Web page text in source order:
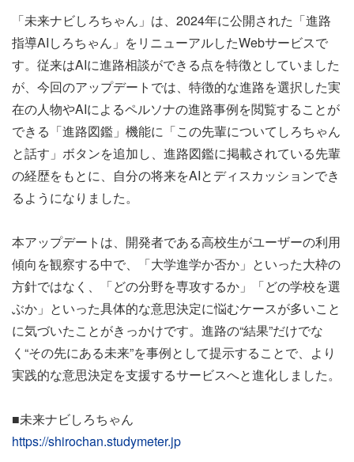
「未来ナビしろちゃん」は、2024年に公開された「進路
指導AIしろちゃん」をリニューアルしたWebサービスで
す。従来はAIに進路相談ができる点を特徴としていました
が、今回のアップデートでは、特徴的な進路を選択した実
在の人物やAIによるペルソナの進路事例を閲覧することが
できる「進路図鑑」機能に「この先輩についてしろちゃん
と話す」ボタンを追加し、進路図鑑に掲載されている先輩
の経歴をもとに、自分の将来をAIとディスカッションでき
るようになりました。
本アップデートは、開発者である高校生がユーザーの利用
傾向を観察する中で、「大学進学か否か」といった大枠の
方針ではなく、「どの分野を専攻するか」「どの学校を選
ぶか」といった具体的な意思決定に悩むケースが多いこと
に気づいたことがきっかけです。進路の“結果”だけでな
く“その先にある未来”を事例として提示することで、より
実践的な意思決定を支援するサービスへと進化しました。
■未来ナビしろちゃん
https://shirochan.studymeter.jp